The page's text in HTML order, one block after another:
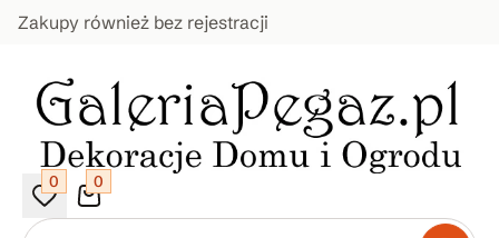
Zakupy również bez rejestracji
0 0